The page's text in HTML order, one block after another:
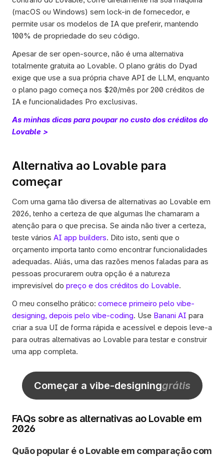
(macOS ou Windows) sem lock-in de fornecedor, e
permite usar os modelos de IA que preferir, mantendo
100% de propriedade do seu código.
Apesar de ser open-source, não é uma alternativa
totalmente gratuita ao Lovable. O plano grátis do Dyad
exige que use a sua própria chave API de LLM, enquanto
o plano pago começa nos $20/mês por 200 créditos de
IA e funcionalidades Pro exclusivas.
As minhas dicas para poupar no custo dos créditos do
Lovable >
Alternativa ao Lovable para
começar
Com uma gama tão diversa de alternativas ao Lovable em
2026, tenho a certeza de que algumas lhe chamaram a
atenção para o que precisa. Se ainda não tiver a certeza,
teste vários AI app builders. Dito isto, senti que o
orçamento importa tanto como encontrar funcionalidades
adequadas. Aliás, uma das razões menos faladas para as
pessoas procurarem outra opção é a natureza
imprevisível do preço e dos créditos do Lovable.
O meu conselho prático: comece primeiro pelo vibe-
designing, depois pelo vibe-coding. Use Banani AI para
criar a sua UI de forma rápida e acessível e depois leve-a
para outras alternativas ao Lovable para testar e construir
uma app completa.
Começar a vibe-designinggrátis
FAQs sobre as alternativas ao Lovable em
2026
Quão popular é o Lovable em comparação com